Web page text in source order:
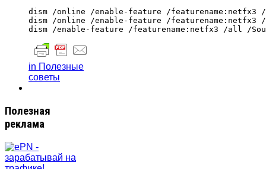
dism /online /enable-feature /featurename:netfx3 /
dism /online /enable-feature /featurename:netfx3
in Полезные
советы
Полезная
реклама